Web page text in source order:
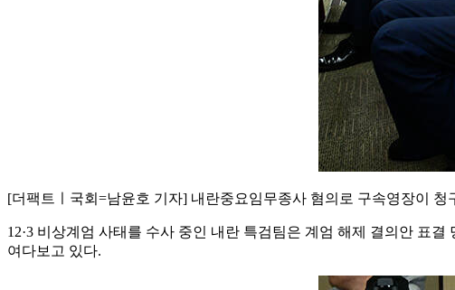
[더팩트ㅣ국회=남윤호 기자] 내란중요임무종사 혐의로 구속영장이
12·3 비상계엄 사태를 수사 중인 내란 특검팀은 계엄 해제 결의안 표
여다보고 있다.